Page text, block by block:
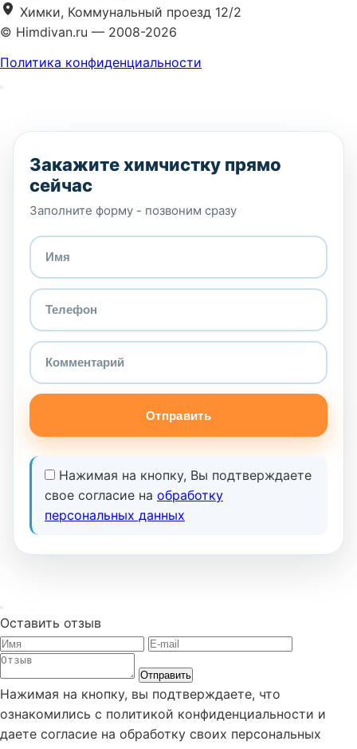
Химки, Коммунальный проезд 12/2
© Himdivan.ru — 2008-2026
Политика конфиденциальности
Закажите химчистку прямо
сейчас
Заполните форму - позвоним сразу
Отправить
Нажимая на кнопку, Вы подтверждаете
свое согласие на обработку
персональных данных
Оставить отзыв
Отправить
Нажимая на кнопку, вы подтверждаете, что
ознакомились с политикой конфиденциальности и
даете согласие на обработку своих персональных